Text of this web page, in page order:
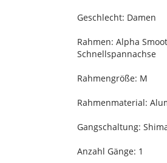
Geschlecht: Damen
Rahmen: Alpha
Schnellspannachse
Rahmengröße: M
Rahmenmaterial:
Gangschaltung:
Anzahl Gänge: 1